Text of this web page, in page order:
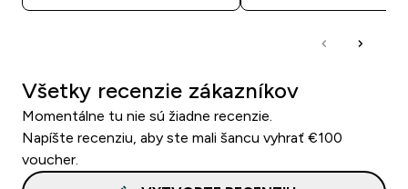
Všetky recenzie zákazníkov
Momentálne tu nie sú žiadne recenzie.
Napíšte recenziu, aby ste mali šancu vyhrať €100
voucher.